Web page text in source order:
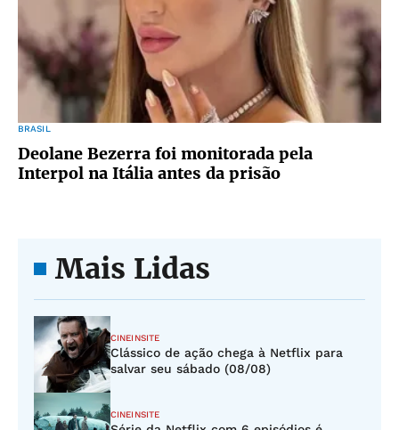
BRASIL
Deolane Bezerra foi monitorada pela
Interpol na Itália antes da prisão
Mais Lidas
CINEINSITE
Clássico de ação chega à Netflix para
salvar seu sábado (08/08)
CINEINSITE